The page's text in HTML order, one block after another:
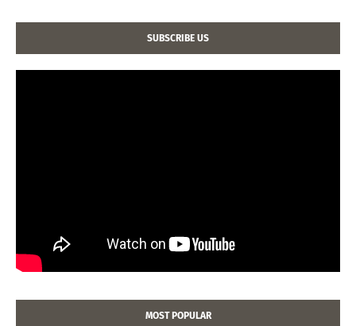
SUBSCRIBE US
MOST POPULAR